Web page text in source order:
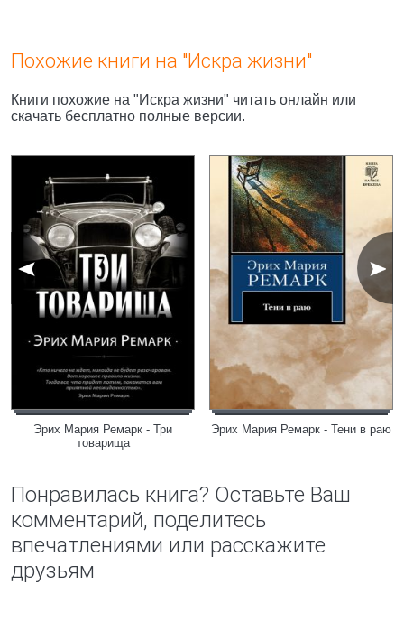
Похожие книги на "Искра жизни"
Книги похожие на "Искра жизни" читать онлайн или
скачать бесплатно полные версии.
Эрих Мария Ремарк - Три
товарища
Эрих Мария Ремарк - Тени в раю
Понравилась книга? Оставьте Ваш
комментарий, поделитесь
впечатлениями или расскажите
друзьям